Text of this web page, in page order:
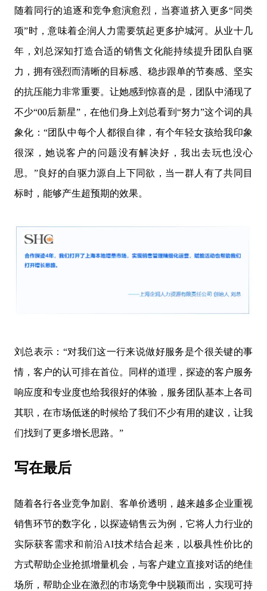
随着同行的追逐和竞争愈演愈烈，当赛道挤入更多“同类
项”时，意味着企润人力需要筑起更多护城河。从业十几
年，刘总深知打造合适的销售文化能持续提升团队自驱
力，拥有强烈而清晰的目标感、稳步跟单的节奏感、坚实
的抗压能力非常重要。让她感到惊喜的是，团队中涌现了
不少“00后新星”，在他们身上刘总看到“努力”这个词的具
象化：“团队中每个人都很自律，有个年轻女孩给我印象
很深，她说客户的问题没有解决好，我出去玩也没心
思。”良好的自驱力源自上下同欲，当一群人有了共同目
标时，能够产生超预期的效果。
刘总表示：“对我们这一行来说做好服务是个很关键的事
情，客户的认可排在首位。同样的道理，探迹的客户服务
响应度和专业度也给我很好的体验，服务团队基本上各司
其职，在市场低迷的时候给了我们不少有用的建议，让我
们找到了更多增长思路。”
写在最后
随着各行各业竞争加剧、客单价透明，越来越多企业重视
销售环节的数字化，以探迹销售云为例，它将人力行业的
实际获客需求和前沿AI技术结合起来，以极具性价比的
方式帮助企业抢抓增量机会，与客户建立直接对话的绝佳
场所，帮助企业在激烈的市场竞争中脱颖而出，实现可持